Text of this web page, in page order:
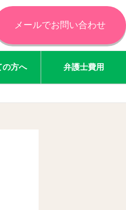
メールでお問い合わせ
の方へ 弁護士費用